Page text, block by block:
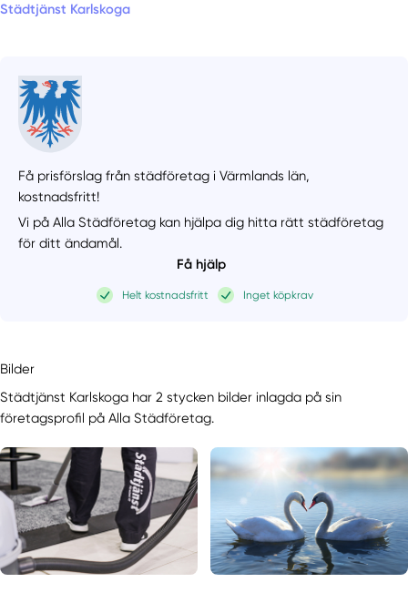
Städtjänst Karlskoga
Få prisförslag från städföretag i Värmlands län,
kostnadsfritt!
Vi på Alla Städföretag kan hjälpa dig hitta rätt städföretag
för ditt ändamål.
Få hjälp
Helt kostnadsfritt Inget köpkrav
Bilder
Städtjänst Karlskoga har 2 stycken bilder inlagda på sin
företagsprofil på Alla Städföretag.